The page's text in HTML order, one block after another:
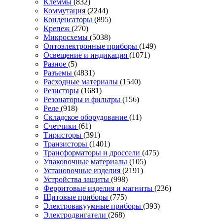
Коммутация (2244)
Конденсаторы (895)
Крепеж (270)
Микросхемы (5038)
Оптоэлектронные приборы (149)
Освещение и индикация (1071)
Разное (5)
Разъемы (4831)
Расходные материалы (1540)
Резисторы (1681)
Резонаторы и фильтры (156)
Реле (918)
Складское оборудование (11)
Счетчики (61)
Тиристоры (391)
Транзисторы (1401)
Трансформаторы и дроссели (475)
Упаковочные материалы (105)
Установочные изделия (2191)
Устройства защиты (998)
Ферритовые изделия и магниты (236)
Щитовые приборы (775)
Электровакуумные приборы (393)
Электродвигатели (268)